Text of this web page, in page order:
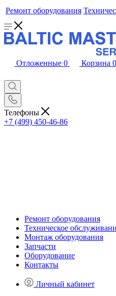
Ремонт оборудования
Отложенные 0 Корзина 0
Телефоны
+7 (499) 450-46-86
Ремонт оборудования
Техническое
Монтаж оборудования
Запчасти
Оборудование
Контакты
Личный кабинет